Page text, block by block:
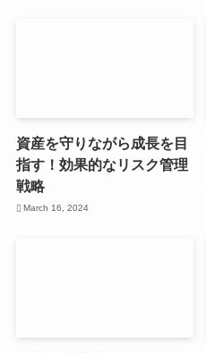
資産を守りながら成長を目
指す！効果的なリスク管理
戦略
March 16, 2024